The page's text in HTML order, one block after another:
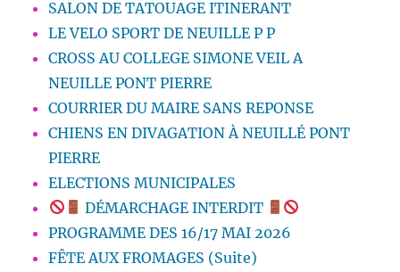
SALON DE TATOUAGE ITINERANT
LE VELO SPORT DE NEUILLE P P
CROSS AU COLLEGE SIMONE VEIL A
NEUILLE PONT PIERRE
COURRIER DU MAIRE SANS REPONSE
CHIENS EN DIVAGATION À NEUILLÉ PONT
PIERRE
ELECTIONS MUNICIPALES
DÉMARCHAGE INTERDIT
PROGRAMME DES 16/17 MAI 2026
FÊTE AUX FROMAGES (Suite)